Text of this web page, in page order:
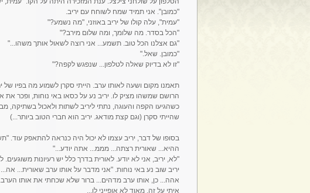
"כמובן". אני תמיד שמח לשוחח עם יריב.
"עמית", עלה קולו של יריב באוזני, "מה נשמע?"
"הכל בסדר. מה שלומך, ומה שלום מירב?"
"גם אצלנו הכל טוב. תשמע... אני רוצה לשאול אותך משהו..."
"כמובן. שאל."
"זו לא בדיוק שאלה לטלפון... שנפגש לקפה?"
תאמנו מקום ושעה לאותו ערב. הייתי סקרן לשמוע מה בפיו של
הרושם שמשהו מציק לו. יריב נע על כסאו באי נוחות, ופכר את
כשהגיעו הקפה והעוגה, נתתי ליריב לשתות ולאכול בשתיקה,
שהייתי סקרן (וגם קצת מודאג. יריב הוא חברי הטוב ביותר...)
בסופו של דבר, יריב עצמו לא יכול היה כנראה להתאפק עוד.
ההיא... שאורית רצתה... מממ... אתה יודע..."
"לא, יריב, אני לא יודע. לאורית בדרך כלל יש רעיונות
יריב שוב נע באי נוחות. "אני מדבר על אותו ערב שאורית...
אהה... כן, אותו ערב מדהים... ברור שלא שכחתי את אותו
איתי על זה. מאוד לא אופייני לו...